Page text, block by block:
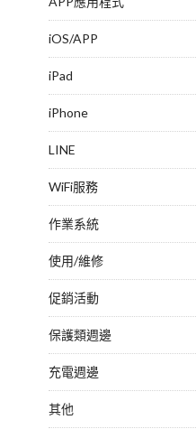
iOS/APP
iPad
iPhone
LINE
WiFi服務
作業系統
使用/維修
促銷活動
保護類週邊
充電週邊
其他